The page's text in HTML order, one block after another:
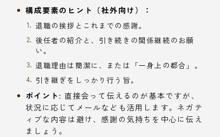
構成要素のヒント（社外向け）：
退職の挨拶とこれまでの感謝。
後任者の紹介と、引き続きの関係継続のお願
い。
退職理由は簡潔に、または「一身上の都合」。
引き継ぎをしっかり行う旨。
ポイント: 直接会って伝えるのが基本ですが、
状況に応じてメールなども活用します。ネガテ
ィブな内容は避け、感謝の気持ちを中心に伝え
ましょう。